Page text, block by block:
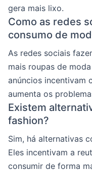
gera mais lixo.
Como as redes
consumo de
As redes sociais
mais roupas de
anúncios incentivam
aumenta os
Existem
fashion?
Sim, há alternativas
Eles incentivam a
consumir de forma